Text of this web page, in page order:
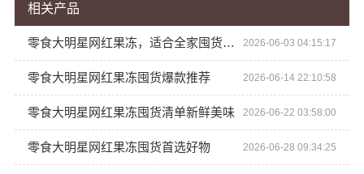
相关产品
零食大明星网红果冻，适合全家囤货的美味之选 2026-06-03 04:15:17
零食大明星网红果冻囤货爆款推荐 2026-06-14 22:10:58
零食大明星网红果冻囤货清单新鲜美味 2026-06-22 03:58:00
零食大明星网红果冻囤货首选好物 2026-06-28 09:34:25